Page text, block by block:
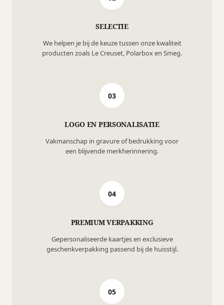
SELECTIE
We helpen je bij de keuze tussen onze kwaliteit
producten zoals Le Creuset, Polarbox en Smeg.
03
LOGO EN PERSONALISATIE
Vakmanschap in gravure of bedrukking voor
een blijvende merkherinnering.
04
PREMIUM VERPAKKING
Gepersonaliseerde kaartjes en exclusieve
geschenkverpakking passend bij de huisstijl.
05